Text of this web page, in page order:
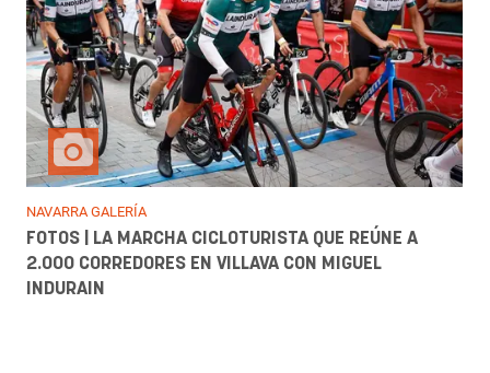
NAVARRA GALERÍA
FOTOS | LA MARCHA CICLOTURISTA QUE REÚNE A
2.000 CORREDORES EN VILLAVA CON MIGUEL
INDURAIN